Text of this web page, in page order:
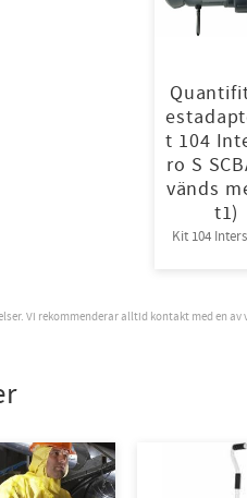
t 104
ro S
vänds
t1)
Kit 104
Vi rekommenderar alltid kontakt med en